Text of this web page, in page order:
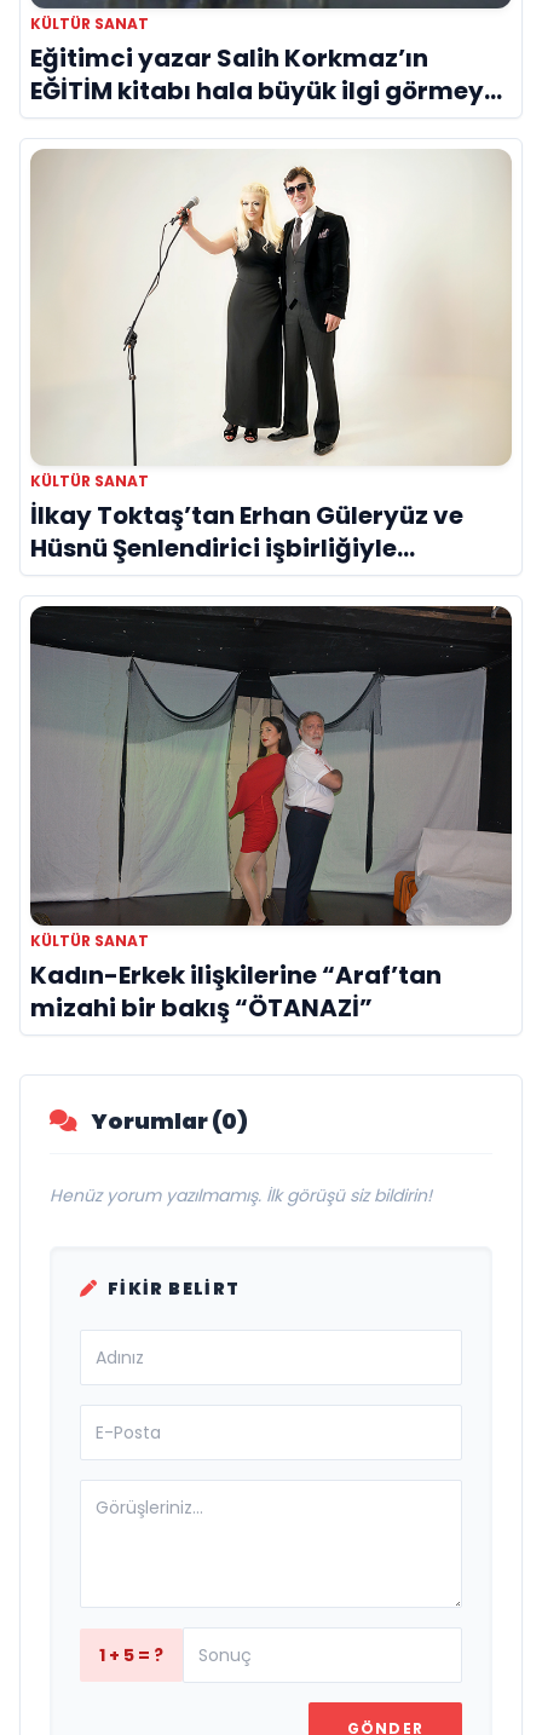
KÜLTÜR SANAT
Eğitimci yazar Salih Korkmaz’ın
EĞİTİM kitabı hala büyük ilgi görmeye
devam ediyor
KÜLTÜR SANAT
İlkay Toktaş’tan Erhan Güleryüz ve
Hüsnü Şenlendirici işbirliğiyle
duygusal bir aşk manifestosu: “Deliler
Gibi”
KÜLTÜR SANAT
Kadın-Erkek ilişkilerine “Araf’tan
mizahi bir bakış “ÖTANAZİ”
Yorumlar (0)
Henüz yorum yazılmamış. İlk görüşü siz bildirin!
FIKIR BELIRT
1 + 5 = ?
GÖNDER